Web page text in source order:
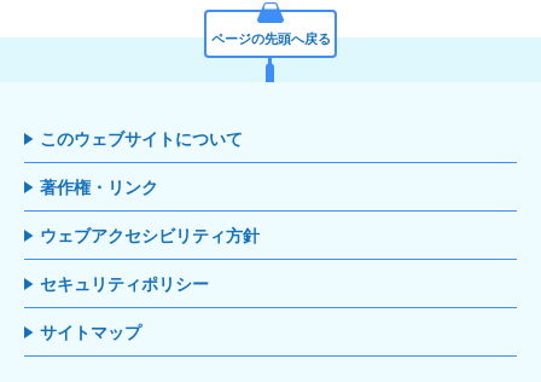
ページの先頭へ戻る
このウェブサイトについて
著作権・リンク
ウェブアクセシビリティ方針
セキュリティポリシー
サイトマップ